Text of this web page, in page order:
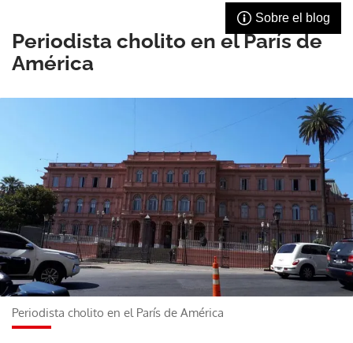
Sobre el blog
Periodista cholito en el París de
América
Periodista cholito en el París de América